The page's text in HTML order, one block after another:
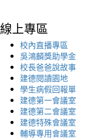
線上專區
校內直播專區
吳鴻麟獎助學金
校長爸爸說故事
建德閱讀園地
學生病假回報單
建德第一會議室
建德第二會議室
建德特殊會議室
輔導專用會議室